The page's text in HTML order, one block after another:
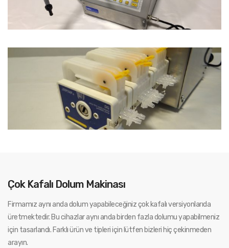
Çok Kafalı Dolum Makinası
Firmamız aynı anda dolum yapabileceğiniz çok kafalı versiyonlarıda
üretmektedir. Bu cihazlar aynı anda birden fazla dolumu yapabilmeniz
için tasarlandı. Farklı ürün ve tipleri için lütfen bizleri hiç çekinmeden
arayın.